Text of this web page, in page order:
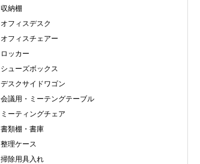
収納棚
オフィスデスク
オフィスチェアー
ロッカー
シューズボックス
デスクサイドワゴン
会議用・ミーテングテーブル
ミーティングチェア
書類棚・書庫
整理ケース
掃除用具入れ